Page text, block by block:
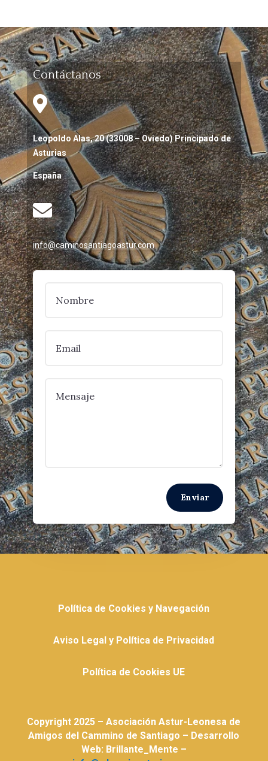
Contáctanos

Leopoldo Alas, 20 (33008 – Oviedo) Principado de
Asturias
España

info@caminosantiagoastur.com
Enviar
Política de Cookies y Navegación
Aviso Legal y Política de Privacidad
Política de Cookies UE
Copyright 2025 – Asociación Astur-Leonesa de
Amigos del Cammino de Santiago – Desarrollo
Web: Brillante_Mente –